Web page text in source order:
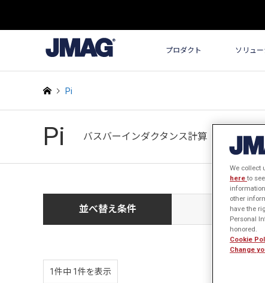
プロダクト ソリュ
Pi
Pi バスバーインダクタンス計算
並べ替え条件 新しい順
1件中 1件を表示
We collect
hereto
other
have the
Personal
honored.
Cookie
Change